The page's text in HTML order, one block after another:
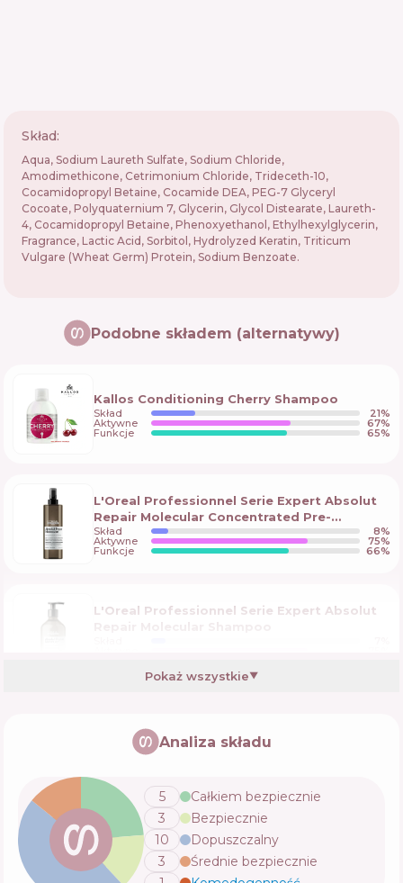
Skład:
Aqua, Sodium Laureth Sulfate, Sodium Chloride,
Amodimethicone, Cetrimonium Chloride, Trideceth-10,
Cocamidopropyl Betaine, Cocamide DEA, PEG-7 Glyceryl
Cocoate, Polyquaternium 7, Glycerin, Glycol Distearate, Laureth-
4, Cocamidopropyl Betaine, Phenoxyethanol, Ethylhexylglycerin,
Fragrance, Lactic Acid, Sorbitol, Hydrolyzed Keratin, Triticum
Vulgare (Wheat Germ) Protein, Sodium Benzoate.
Podobne składem (alternatywy)
Kallos Conditioning Cherry Shampoo
Skład 21%
Aktywne 67%
Funkcje 65%
L'Oreal Professionnel Serie Expert Absolut
Repair Molecular Concentrated Pre-
Shampoo
Skład 8%
Aktywne 75%
Funkcje 66%
L'Oreal Professionnel Serie Expert Absolut
Conditioner&Body Wash
Hair Trend Deep Repair Shampoo
Skład
Aktywne
Funkcje
Pokaż wszystkie▼
Analiza składu
5
Całkiem bezpiecznie
3
Bezpiecznie
10
Dopuszczalny
3
Średnie bezpiecznie